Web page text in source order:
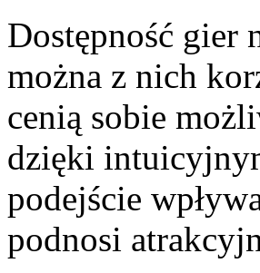
Dostępność gier
można z nich
cenią sobie
dzięki
podejście
podnosi